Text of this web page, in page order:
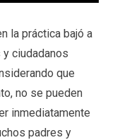
la práctica bajó a
ciudadanos
que
no se pueden
inmediatamente
padres y